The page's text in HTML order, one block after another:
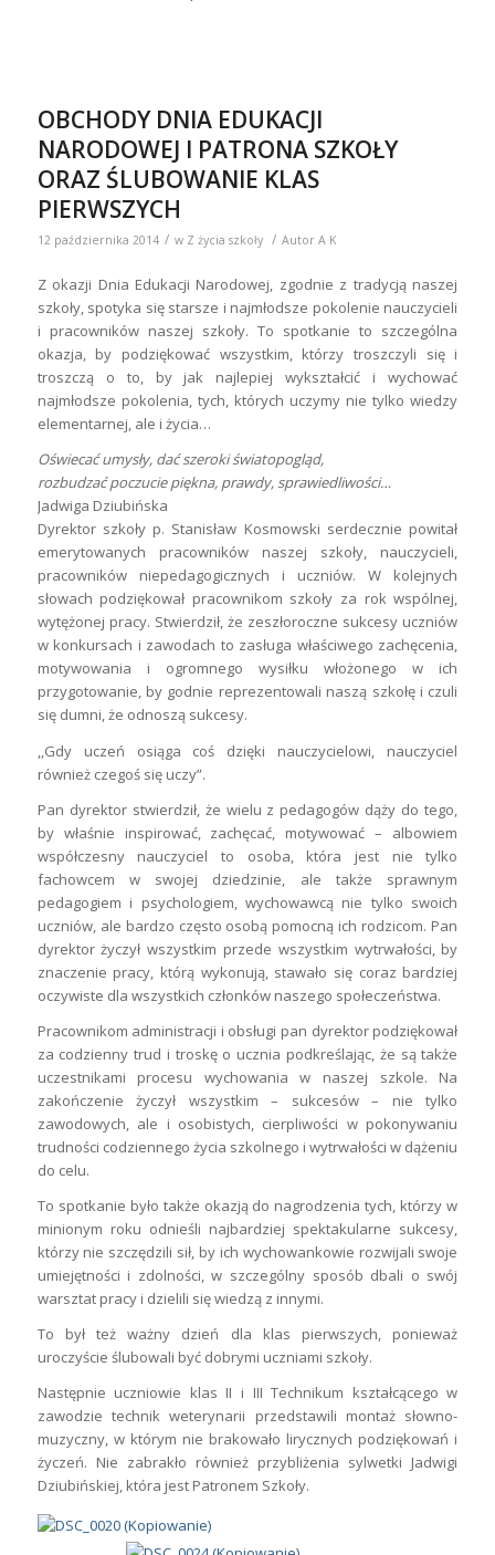
OBCHODY DNIA EDUKACJI
NARODOWEJ I PATRONA SZKOŁY
ORAZ ŚLUBOWANIE KLAS
PIERWSZYCH
12 października 2014 / w Z życia szkoły / Autor A K
Z okazji Dnia Edukacji Narodowej, zgodnie z tradycją naszej
szkoły, spotyka się starsze i najmłodsze pokolenie nauczycieli
i pracowników naszej szkoły. To spotkanie to szczególna
okazja, by podziękować wszystkim, którzy troszczyli się i
troszczą o to, by jak najlepiej wykształcić i wychować
najmłodsze pokolenia, tych, których uczymy nie tylko wiedzy
elementarnej, ale i życia…
Oświecać umysły, dać szeroki światopogląd,
rozbudzać poczucie piękna, prawdy, sprawiedliwości…
Jadwiga Dziubińska
Dyrektor szkoły p. Stanisław Kosmowski serdecznie powitał
emerytowanych pracowników naszej szkoły, nauczycieli,
pracowników niepedagogicznych i uczniów. W kolejnych
słowach podziękował pracownikom szkoły za rok wspólnej,
wytężonej pracy. Stwierdził, że zeszłoroczne sukcesy uczniów
w konkursach i zawodach to zasługa właściwego zachęcenia,
motywowania i ogromnego wysiłku włożonego w ich
przygotowanie, by godnie reprezentowali naszą szkołę i czuli
się dumni, że odnoszą sukcesy.
,,Gdy uczeń osiąga coś dzięki nauczycielowi, nauczyciel
również czegoś się uczy”.
Pan dyrektor stwierdził, że wielu z pedagogów dąży do tego,
by właśnie inspirować, zachęcać, motywować – albowiem
współczesny nauczyciel to osoba, która jest nie tylko
fachowcem w swojej dziedzinie, ale także sprawnym
pedagogiem i psychologiem, wychowawcą nie tylko swoich
uczniów, ale bardzo często osobą pomocną ich rodzicom. Pan
dyrektor życzył wszystkim przede wszystkim wytrwałości, by
znaczenie pracy, którą wykonują, stawało się coraz bardziej
oczywiste dla wszystkich członków naszego społeczeństwa.
Pracownikom administracji i obsługi pan dyrektor podziękował
za codzienny trud i troskę o ucznia podkreślając, że są także
uczestnikami procesu wychowania w naszej szkole. Na
zakończenie życzył wszystkim – sukcesów – nie tylko
zawodowych, ale i osobistych, cierpliwości w pokonywaniu
trudności codziennego życia szkolnego i wytrwałości w dążeniu
do celu.
To spotkanie było także okazją do nagrodzenia tych, którzy w
minionym roku odnieśli najbardziej spektakularne sukcesy,
którzy nie szczędzili sił, by ich wychowankowie rozwijali swoje
umiejętności i zdolności, w szczególny sposób dbali o swój
warsztat pracy i dzielili się wiedzą z innymi.
To był też ważny dzień dla klas pierwszych, ponieważ
uroczyście ślubowali być dobrymi uczniami szkoły.
Następnie uczniowie klas II i III Technikum kształcącego w
zawodzie technik weterynarii przedstawili montaż słowno-
muzyczny, w którym nie brakowało lirycznych podziękowań i
życzeń. Nie zabrakło również przybliżenia sylwetki Jadwigi
Dziubińskiej, która jest Patronem Szkoły.